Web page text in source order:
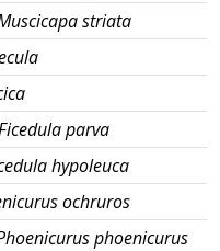
striata
parva
hypoleuca
ochruros
phoenicurus